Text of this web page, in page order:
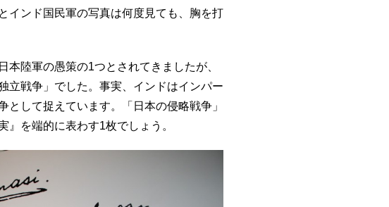
インド国民軍の写真は何度見ても、胸を打
陸軍の愚策の1つとされてきましたが、
立戦争」でした。事実、インドはインパー
して捉えています。「日本の侵略戦争」
』を端的に表わす1枚でしょう。